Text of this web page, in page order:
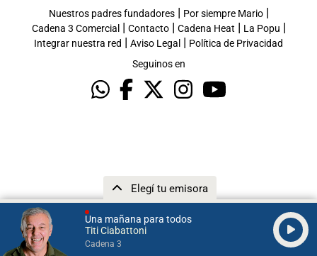
Una mañana para todos
Titi Ciabattoni
Cadena 3
Elegí tu emisora
Nuestros padres fundadores| Por siempre Mario|
Cadena 3 Comercial | Contacto| Cadena Heat | La Popu |
Integrar nuestra red | Aviso Legal | Política de Privacidad
Seguinos en